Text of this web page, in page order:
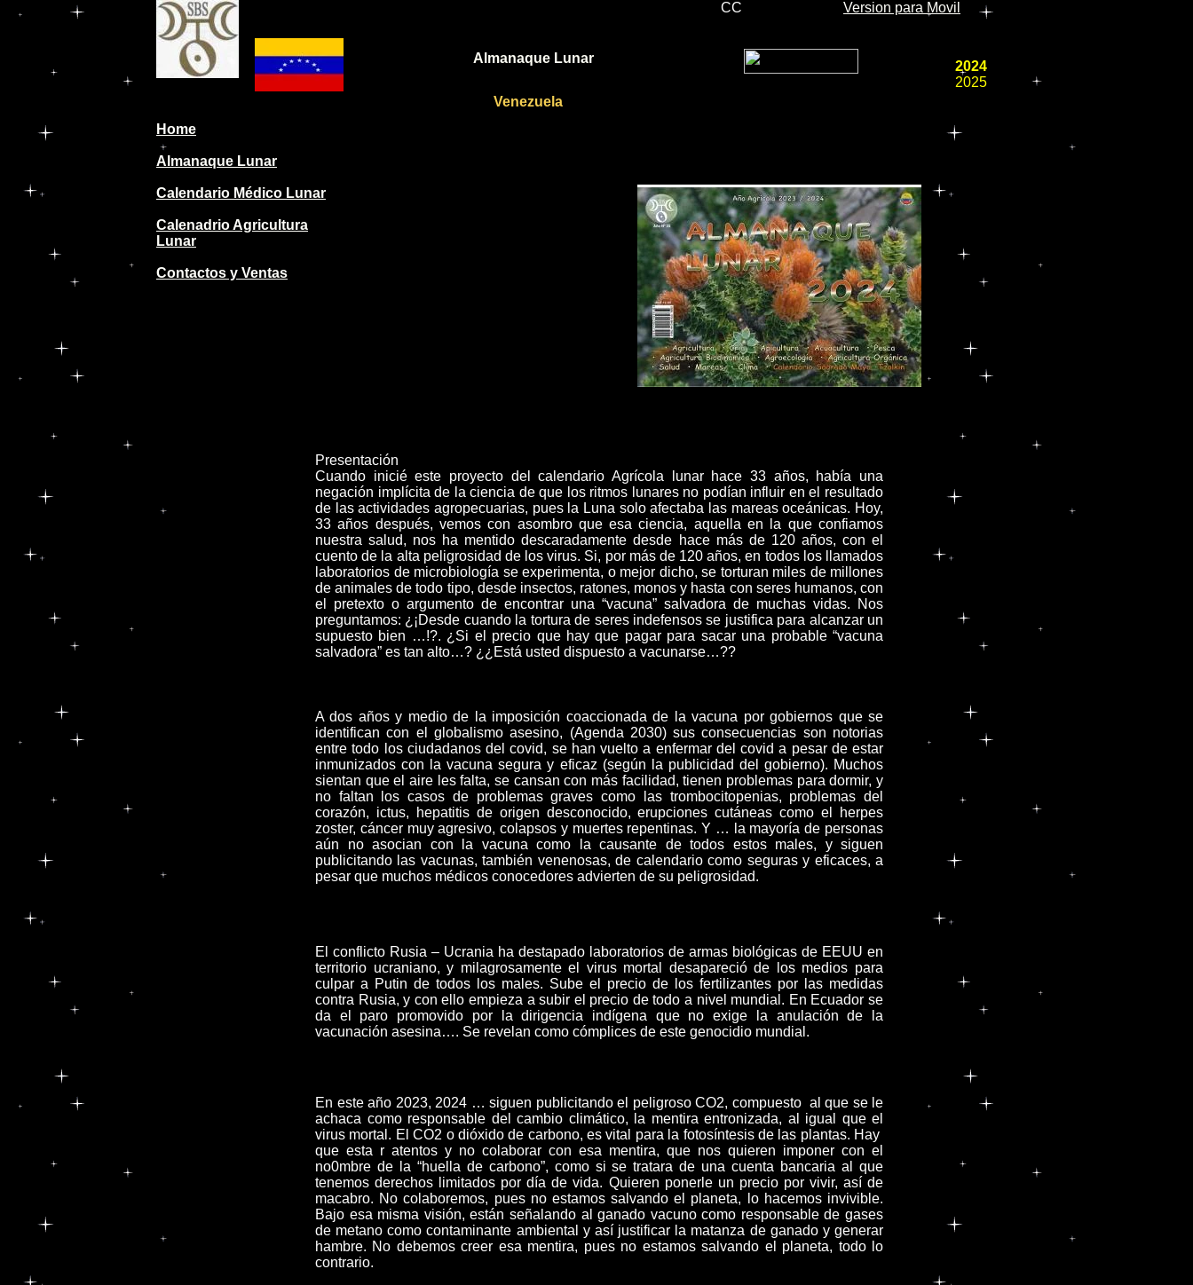
Venezuela
Almanaque Lunar
Version para Movil
2024
2025
CC
Home
Almanaque Lunar
Calendario Médico Lunar
Calenadrio Agricultura
Lunar
Contactos y Ventas
Presentación
Cuando inicié este proyecto del calendario Agrícola lunar hace 33 años, había una
negación implícita de la ciencia de que los ritmos lunares no podían influir en el resultado
de las actividades agropecuarias, pues la Luna solo afectaba las mareas oceánicas. Hoy,
33 años después, vemos con asombro que esa ciencia, aquella en la que confiamos
nuestra salud, nos ha mentido descaradamente desde hace más de 120 años, con el
cuento de la alta peligrosidad de los virus. Si, por más de 120 años, en todos los llamados
laboratorios de microbiología se experimenta, o mejor dicho, se torturan miles de millones
de animales de todo tipo, desde insectos, ratones, monos y hasta con seres humanos, con
el pretexto o argumento de encontrar una “vacuna” salvadora de muchas vidas. Nos
preguntamos: ¿¡Desde cuando la tortura de seres indefensos se justifica para alcanzar un
supuesto bien …!?. ¿Si el precio que hay que pagar para sacar una probable “vacuna
salvadora” es tan alto…? ¿¿Está usted dispuesto a vacunarse…??
A dos años y medio de la imposición coaccionada de la vacuna por gobiernos que se
identifican con el globalismo asesino, (Agenda 2030) sus consecuencias son notorias
entre todo los ciudadanos del covid, se han vuelto a enfermar del covid a pesar de estar
inmunizados con la vacuna segura y eficaz (según la publicidad del gobierno). Muchos
sientan que el aire les falta, se cansan con más facilidad, tienen problemas para dormir, y
no faltan los casos de problemas graves como las trombocitopenias, problemas del
corazón, ictus, hepatitis de origen desconocido, erupciones cutáneas como el herpes
zoster, cáncer muy agresivo, colapsos y muertes repentinas. Y … la mayoría de personas
aún no asocian con la vacuna como la causante de todos estos males, y siguen
publicitando las vacunas, también venenosas, de calendario como seguras y eficaces, a
pesar que muchos médicos conocedores advierten de su peligrosidad.
El conflicto Rusia – Ucrania ha destapado laboratorios de armas biológicas de EEUU en
territorio ucraniano, y milagrosamente el virus mortal desapareció de los medios para
culpar a Putin de todos los males. Sube el precio de los fertilizantes por las medidas
contra Rusia, y con ello empieza a subir el precio de todo a nivel mundial. En Ecuador se
da el paro promovido por la dirigencia indígena que no exige la anulación de la
vacunación asesina…. Se revelan como cómplices de este genocidio mundial.
En este año 2023, 2024 … siguen publicitando el peligroso CO2, compuesto al que se le
achaca como responsable del cambio climático, la mentira entronizada, al igual que el
virus mortal. El CO2 o dióxido de carbono, es vital para la fotosíntesis de las plantas. Hay
que esta r atentos y no colaborar con esa mentira, que nos quieren imponer con el
no0mbre de la “huella de carbono”, como si se tratara de una cuenta bancaria al que
tenemos derechos limitados por día de vida. Quieren ponerle un precio por vivir, así de
macabro. No colaboremos, pues no estamos salvando el planeta, lo hacemos invivible.
Bajo esa misma visión, están señalando al ganado vacuno como responsable de gases
de metano como contaminante ambiental y así justificar la matanza de ganado y generar
hambre. No debemos creer esa mentira, pues no estamos salvando el planeta, todo lo
contrario.